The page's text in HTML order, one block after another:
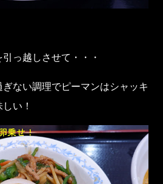
っ越しさせて・・・
ない調理でピーマンはシャッキ
い！